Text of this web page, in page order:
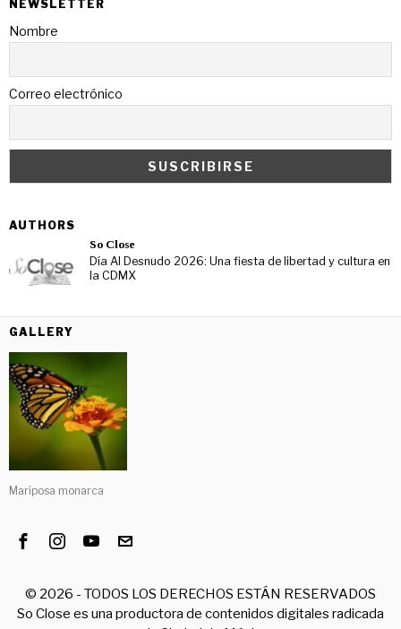
NEWSLETTER
Nombre
Correo electrónico
AUTHORS
So Close
Día Al Desnudo 2026: Una fiesta de libertad y cultura en
la CDMX
GALLERY
Mariposa monarca
© 2026 - TODOS LOS DERECHOS ESTÁN RESERVADOS
So Close es una productora de contenidos digitales radicada